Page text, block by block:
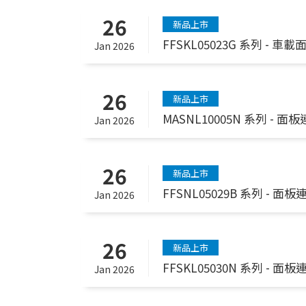
26
Jan 2026
新品上市
FFSKL05023G 系列 - 車載
26
Jan 2026
新品上市
MASNL10005N 系列 - 面板
26
Jan 2026
新品上市
FFSNL05029B 系列 - 面板
26
Jan 2026
新品上市
FFSKL05030N 系列 - 面板